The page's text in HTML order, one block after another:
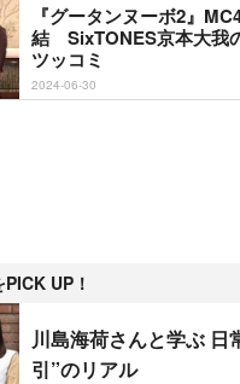
『グータンヌーボ2』
結 SixTONES京本大我
ツッコミ
2024-06-30
UP！
川島海荷さんと学ぶ 日
引”のリアル